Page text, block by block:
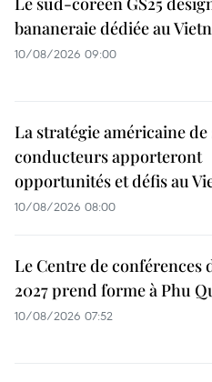
bananeraie dédiée au
10/08/2026 09:00
La stratégie américaine
conducteurs apporteront
opportunités et défis au
10/08/2026 08:00
Le Centre de conférences
2027 prend forme à Phu
10/08/2026 07:52